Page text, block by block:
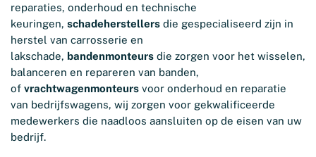
reparaties, onderhoud en technische
keuringen, schadeherstellers die gespecialiseerd zijn in
herstel van carrosserie en
lakschade, bandenmonteurs die zorgen voor het wisselen,
balanceren en repareren van banden,
of vrachtwagenmonteurs voor onderhoud en reparatie
van bedrijfswagens, wij zorgen voor gekwalificeerde
medewerkers die naadloos aansluiten op de eisen van uw
bedrijf.